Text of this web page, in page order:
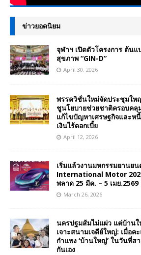
ข่าวยอดนิยม
จุฬาฯ เปิดตัวโครงการ ต้น
สุขภาพ “GIN-D”
April 30, 2026
พรรควิชั่นใหม่จัดประชุมให
ชูนโยบายช่วยชาติครอบคลุ
แก้ไขปัญหาเศรษฐกิจและห
เงินไร้ดอกเบี้ย
April 12, 2026
เริ่มแล้วงานมหกรรมยานย
International Motor
พลาด 25 มีค. – 5 เมย.2569
March 26, 2026
นครปฐมส้มไม่แผ่ว แต่บ้าน
เจาะสนามเจดีย์ใหญ่: เมื่อค
กำแพง ‘บ้านใหญ่’ ในวันที่ส
กันเอง